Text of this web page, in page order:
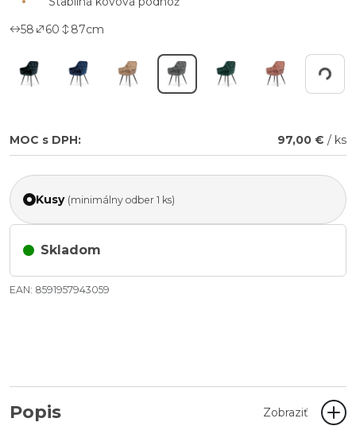
58
60 87cm Working...
MOC s DPH: 97,00 € / ks
Kusy (minimálny odber 1 ks)
Skladom
EAN: 8591957943059
Popis Zobraziť